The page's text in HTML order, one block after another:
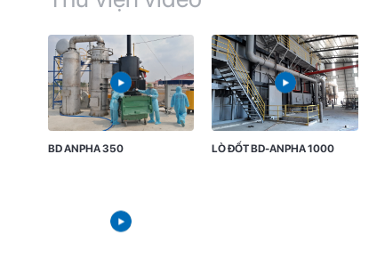
BD ANPHA 350 LÒ ĐỐT BD-ANPHA 1000